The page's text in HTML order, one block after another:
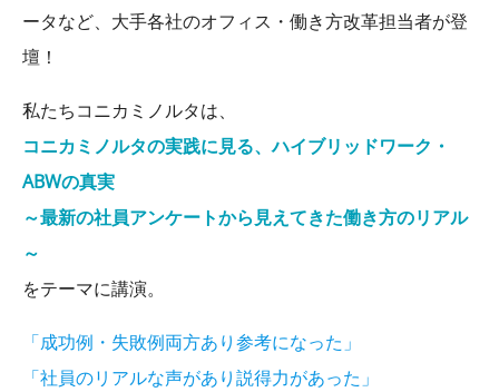
ータなど、大手各社のオフィス・働き方改革担当者が登
壇！
私たちコニカミノルタは、
コニカミノルタの実践に見る、ハイブリッドワーク・
ABWの真実
～最新の社員アンケートから見えてきた働き方のリアル
～
をテーマに講演。
「成功例・失敗例両方あり参考になった」
「社員のリアルな声があり説得力があった」